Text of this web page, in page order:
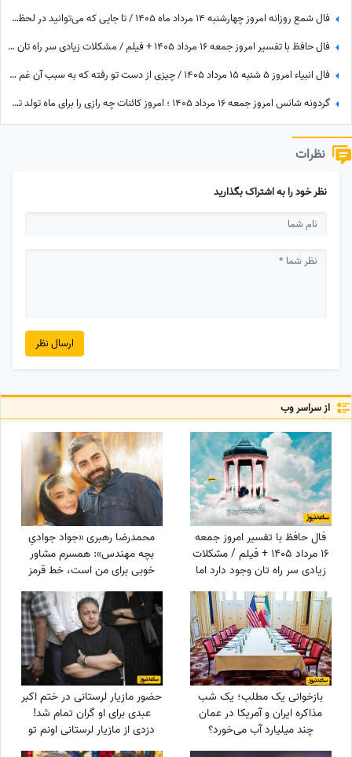
فال شمع روزانه امروز چهارشنبه 14 مرداد ماه 1405 / تا جایی که می‌توانید در لحظه حال زندگی کرده و از آن نهایت استفاده را ببرید
فال حافظ با تفسیر امروز جمعه 16 مرداد 1405 + فیلم / مشکلات زیادی سر راه تان وجود دارد اما ...
فال انبیاء امروز 5 شنبه 15 مرداد 1405 / چیزی از دست تو رفته که به سبب آن غم واندوه می‌خوری، اما ...
گردونه شانس امروز جمعه 16 مرداد 1405 ؛ امروز کائنات چه رازی را برای ماه تولد تو فاش کرده؟
نظرات
نظر خود را به اشتراک بگذارید
ارسال نظر
از سراسر وب
فال حافظ با تفسیر امروز جمعه
16 مرداد 1405 + فیلم / مشکلات
زیادی سر راه تان وجود دارد اما
...
محمدرضا رهبری «جواد جوادیِ
بچه مهندس»: همسرم مشاور
خوبی برای من است، خط قرمز
من خانوادمه/عروسی خواهرم
دائم استرس داشتم که مبادا
فیلم یا عکسی از من گرفته شود
و بعدا برای من دردسر ایجاد کند!
بازخوانی یک مطلب؛ یک شب
مذاکره ایران و آمریکا در عمان
چند میلیارد آب می‌خورد؟
حضور مازیار لرستانی در ختم اکبر
عبدی برای او گران تمام شد!
دزدی از مازیار لرستانی اونم تو
روز روشن!